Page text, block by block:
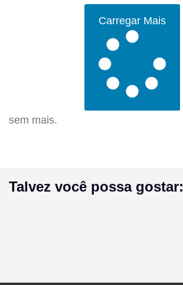
Carregar Mais
sem mais.
Talvez você possa gostar: